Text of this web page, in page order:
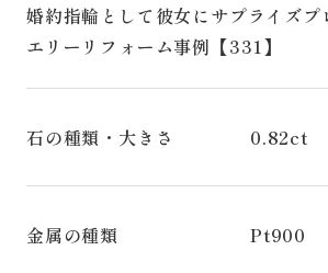
婚約指輪として彼女にサプライズプ
エリーリフォーム事例【331】
石の種類・大きさ 0.82ct
金属の種類 Pt900